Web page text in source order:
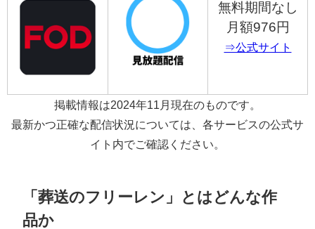
無料期間なし
月額976円
⇒公式サイト
掲載情報は2024年11月現在のものです。
最新かつ正確な配信状況については、各サービスの公式サ
イト内でご確認ください。
「葬送のフリーレン」とはどんな作
品か